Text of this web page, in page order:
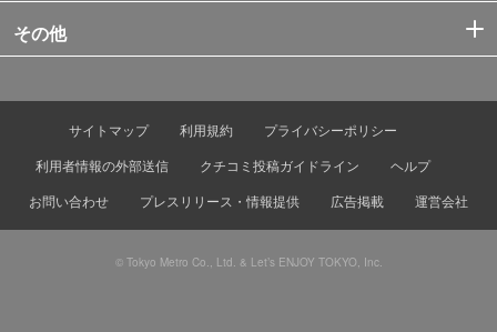
その他
サイトマップ 利用規約
プライバシーポリシー
利用者情報の外部送信
クチコミ投稿ガイドライン
ヘルプ
お問い合わせ
プレスリリース・情報提供 広告掲載 運営会社
© Tokyo Metro Co., Ltd. & Let’s ENJOY TOKYO, Inc.